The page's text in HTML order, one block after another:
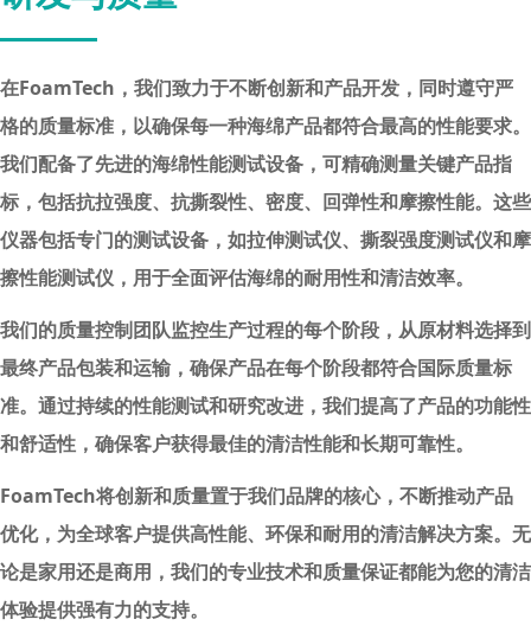
在FoamTech，我们致力于不断创新和产品开发，同时遵守严
格的质量标准，以确保每一种海绵产品都符合最高的性能要求。
我们配备了先进的海绵性能测试设备，可精确测量关键产品指
标，包括抗拉强度、抗撕裂性、密度、回弹性和摩擦性能。这些
仪器包括专门的测试设备，如拉伸测试仪、撕裂强度测试仪和摩
擦性能测试仪，用于全面评估海绵的耐用性和清洁效率。
我们的质量控制团队监控生产过程的每个阶段，从原材料选择到
最终产品包装和运输，确保产品在每个阶段都符合国际质量标
准。通过持续的性能测试和研究改进，我们提高了产品的功能性
和舒适性，确保客户获得最佳的清洁性能和长期可靠性。
FoamTech将创新和质量置于我们品牌的核心，不断推动产品
优化，为全球客户提供高性能、环保和耐用的清洁解决方案。无
论是家用还是商用，我们的专业技术和质量保证都能为您的清洁
体验提供强有力的支持。